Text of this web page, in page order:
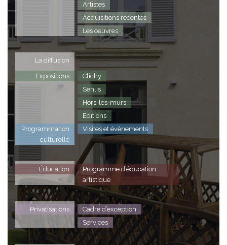
Artistes
Acquisitions récentes
Les oeuvres
La diffusion
Expositions
Clichy
Senlis
Hors-les-murs
Editions
Programmation
culturelle
Visites et évènements
Éducation
Programme d’éducation
artistique
Privatisations
Cadre d’exception
Services